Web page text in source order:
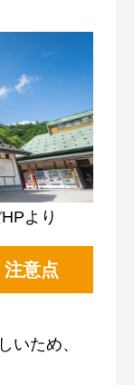
より
意点
いため、